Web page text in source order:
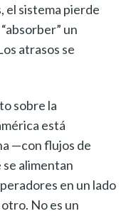
el sistema pierde
un
atrasos se
sobre la
está
—con flujos de
alimentan
en un lado
No es un